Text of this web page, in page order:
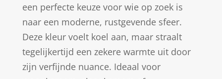
een perfecte keuze voor wie op zoek is
naar een moderne, rustgevende sfeer.
Deze kleur voelt koel aan, maar straalt
tegelijkertijd een zekere warmte uit door
zijn verfijnde nuance. Ideaal voor